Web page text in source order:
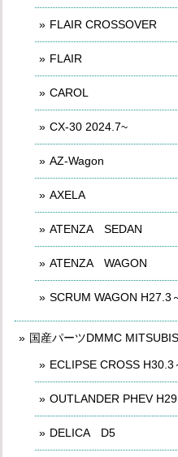
FLAIR CROSSOVER
FLAIR
CAROL
CX-30 2024.7~
AZ-Wagon
AXELA
ATENZA SEDAN
ATENZA WAGON
SCRUM WAGON H27.3
国産パーツDMMC
ECLIPSE CROSS H30.3
OUTLANDER PHEV
DELICA D5